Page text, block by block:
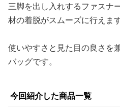
三脚を出し入れするファスナ
材の着脱がスムーズに行えます
使いやすさと見た目の良さを
バッグです。
今回紹介した商品一覧